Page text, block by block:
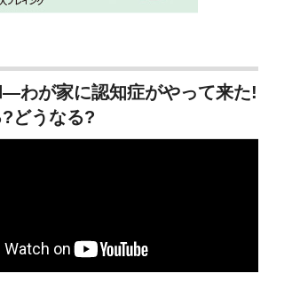
わが家に認知症がやって来た!
どうなる?